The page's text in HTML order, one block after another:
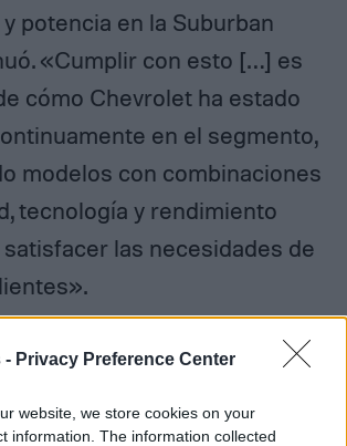
- Privacy Preference Center
website, we store cookies on your
information. The information collected
potencia en la Suburban
«Cumplir con esto […] es
cómo Chevrolet ha estado
en el segmento,
modelos con combinaciones
tecnología y rendimiento
las necesidades de
el sistema RST
de la distinción RST